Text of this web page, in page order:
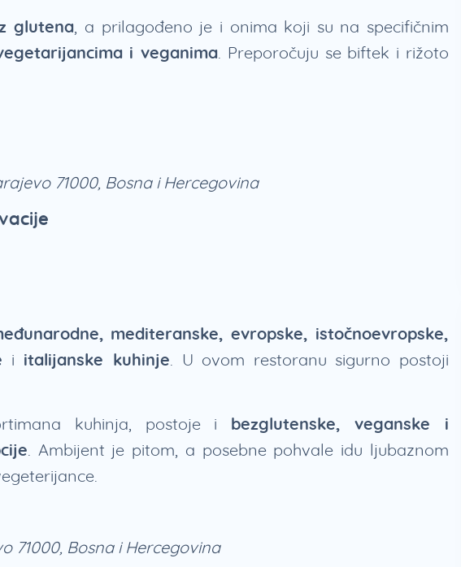
glutena, a prilagođeno je i onima koji su na specifičnim
i veganima. Preporočuju se biftek i rižoto
71000, Bosna i Hercegovina
mediteranske, evropske, istočnoevropske,
i italijanske kuhinje. U ovom restoranu sigurno postoji
kuhinja, postoje i bezglutenske, veganske i
. Ambijent je pitom, a posebne pohvale idu ljubaznom
71000, Bosna i Hercegovina